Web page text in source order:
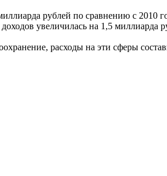
рублей по сравнению с 2010
увеличилась на 1,5 миллиарда
расходы на эти сферы